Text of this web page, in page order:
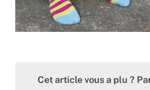
Cet article vous a plu ?